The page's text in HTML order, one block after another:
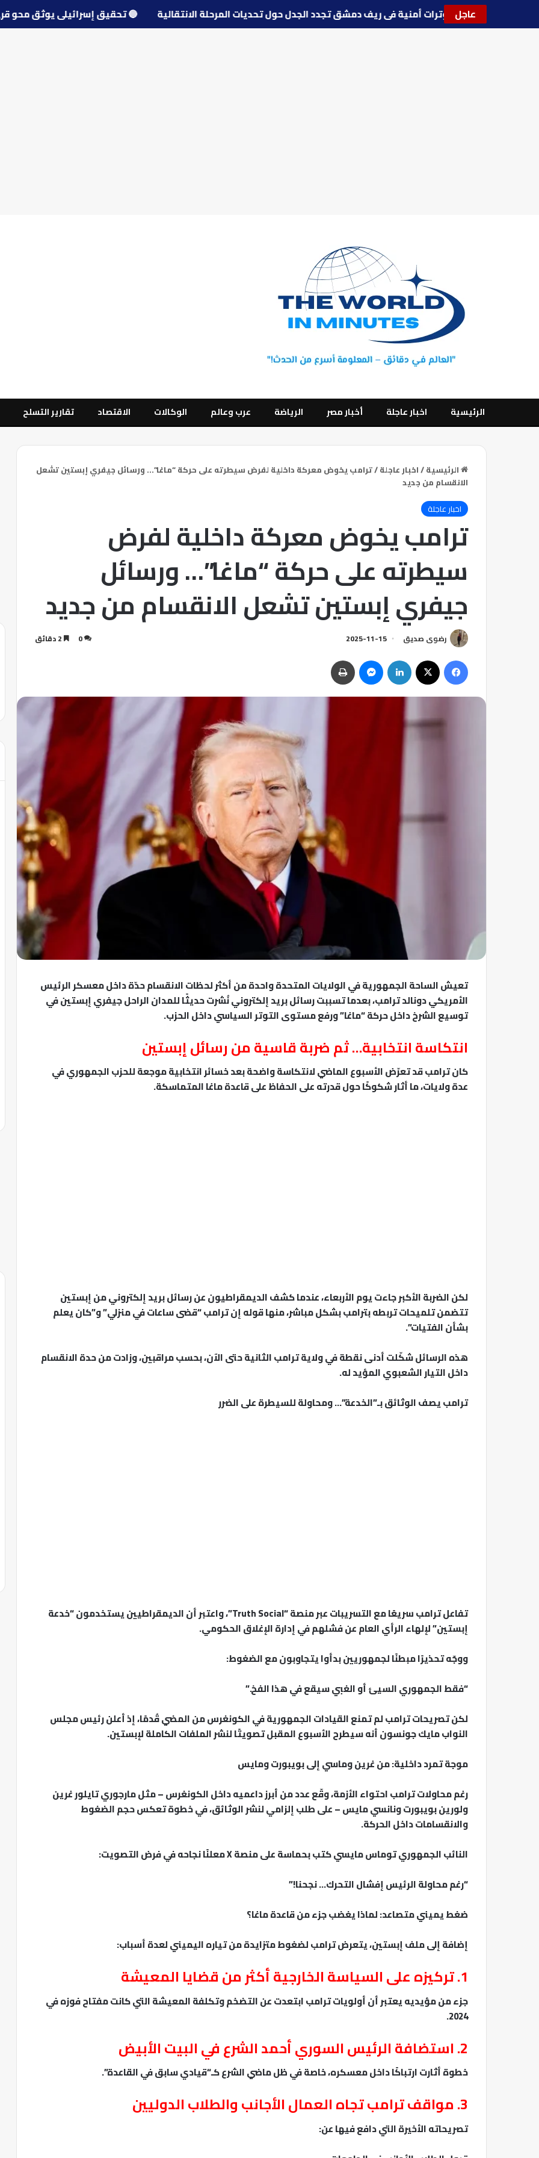
عاجل 🔵توترات أمنية في ريف دمشق تجدد الجدل حول تحديات المرحلة الانتقالية 🔵تحقيق إسرائيلي يوثق
الرئيسية اخبار عاجلة أخبار مصر الرياضة عرب وعالم الوكالات الاقتصاد تقارير التسلح
الرئيسية/اخبار عاجلة/ترامب يخوض معركة داخلية لفرض سيطرته على حركة “ماغا”… ورسائل جيفري إبستين تشعل
الانقسام من جديد
اخبار عاجلة
ترامب يخوض معركة داخلية لفرض
سيطرته على حركة “ماغا”… ورسائل
جيفري إبستين تشعل الانقسام من جديد
رضوى صديق 2025-11-15
0
تعيش الساحة الجمهورية في الولايات المتحدة واحدة من أكثر لحظات الانقسام حدّة داخل معسكر الرئيس
الأمريكي دونالد ترامب، بعدما تسببت رسائل بريد إلكتروني نُشرت حديثًا للمدان الراحل جيفري إبستين في
توسيع الشرخ داخل حركة “ماغا” ورفع مستوى التوتر السياسي داخل الحزب.
انتكاسة انتخابية… ثم ضربة قاسية من رسائل إبستين
كان ترامب قد تعرّض الأسبوع الماضي لانتكاسة واضحة بعد خسائر انتخابية موجعة للحزب الجمهوري في
عدة ولايات، ما أثار شكوكًا حول قدرته على الحفاظ على قاعدة ماغا المتماسكة.
لكن الضربة الأكبر جاءت يوم الأربعاء، عندما كشف الديمقراطيون عن رسائل بريد إلكتروني من إبستين
تتضمن تلميحات تربطه بترامب بشكل مباشر، منها قوله إن ترامب “قضى ساعات في منزلي” و”كان يعلم
بشأن الفتيات”.
هذه الرسائل شكّلت أدنى نقطة في ولاية ترامب الثانية حتى الآن، بحسب مراقبين، وزادت من حدة الانقسام
داخل التيار الشعبوي المؤيد له.
ترامب يصف الوثائق بـ”الخدعة”… ومحاولة للسيطرة على الضرر
تفاعل ترامب سريعًا مع التسريبات عبر منصة “Truth Social”، واعتبر أن الديمقراطيين يستخدمون “خدعة
إبستين” لإلهاء الرأي العام عن فشلهم في إدارة الإغلاق الحكومي.
ووجّه تحذيرًا مبطنًا لجمهوريين بدأوا يتجاوبون مع الضغوط:
“فقط الجمهوري السيئ أو الغبي سيقع في هذا الفخ.”
لكن تصريحات ترامب لم تمنع القيادات الجمهورية في الكونغرس من المضي قُدمًا، إذ أعلن رئيس مجلس
النواب مايك جونسون أنه سيطرح الأسبوع المقبل تصويتًا لنشر الملفات الكاملة لإبستين.
موجة تمرد داخلية: من غرين وماسي إلى بويبورت ومايس
رغم محاولات ترامب احتواء الأزمة، وقّع عدد من أبرز داعميه داخل الكونغرس – مثل مارجوري تايلور غرين
ولورين بويبورت ونانسي مايس – على طلب إلزامي لنشر الوثائق، في خطوة تعكس حجم الضغوط
والانقسامات داخل الحركة.
النائب الجمهوري توماس مايسي كتب بحماسة على منصة X معلنًا نجاحه في فرض التصويت:
“رغم محاولة الرئيس إفشال التحرك… نجحنا!”
ضغط يميني متصاعد: لماذا يغضب جزء من قاعدة ماغا؟
إضافة إلى ملف إبستين، يتعرض ترامب لضغوط متزايدة من تياره اليميني لعدة أسباب:
1. تركيزه على السياسة الخارجية أكثر من قضايا المعيشة
جزء من مؤيديه يعتبر أن أولويات ترامب ابتعدت عن التضخم وتكلفة المعيشة التي كانت مفتاح فوزه في
2024.
2. استضافة الرئيس السوري أحمد الشرع في البيت الأبيض
خطوة أثارت ارتباكًا داخل معسكره، خاصة في ظل ماضي الشرع كـ“قيادي سابق في القاعدة”.
3. مواقف ترامب تجاه العمال الأجانب والطلاب الدوليين
تصريحاته الأخيرة التي دافع فيها عن: